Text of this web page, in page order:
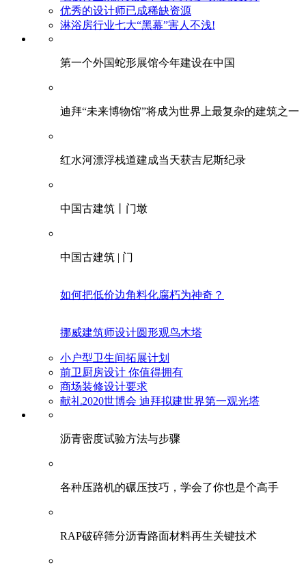
优秀的设计师已成稀缺资源
淋浴房行业七大“黑幕”害人不浅!
第一个外国蛇形展馆今年建设在中国
迪拜“未来博物馆”将成为世界上最复杂的建筑之一
红水河漂浮栈道建成当天获吉尼斯纪录
中国古建筑丨门墩
中国古建筑 | 门
如何把低价边角料化腐朽为神奇？
挪威建筑师设计圆形观鸟木塔
小户型卫生间拓展计划
前卫厨房设计 你值得拥有
商场装修设计要求
献礼2020世博会 迪拜拟建世界第一观光塔
​沥青密度试验方法与步骤
各种压路机的碾压技巧，学会了你也是个高手
RAP破碎筛分沥青路面材料再生关键技术